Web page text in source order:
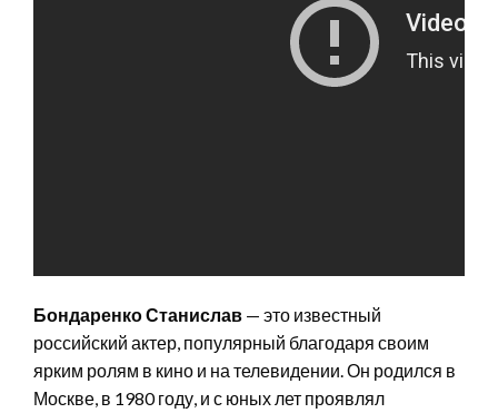
Бондаренко Станислав — это известный
российский актер, популярный благодаря своим
ярким ролям в кино и на телевидении. Он родился в
Москве, в 1980 году, и с юных лет проявлял